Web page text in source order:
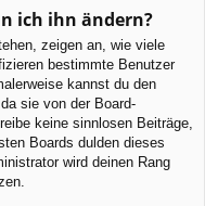
ich ihn ändern?
zeigen an, wie viele
bestimmte Benutzer
kannst du den
sie von der Board-
keine sinnlosen Beiträge,
Boards dulden dieses
wird deinen Rang